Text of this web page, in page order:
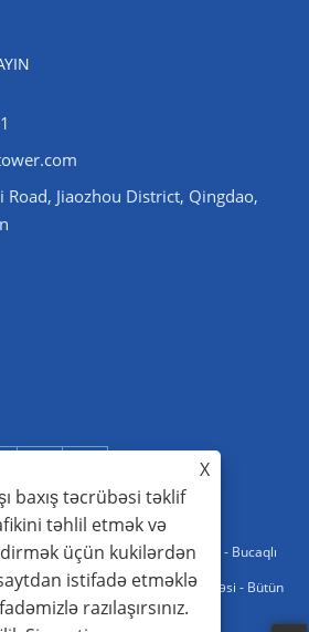
Jiaozhou District, Qingdao,
Power Equipment Co., Ltd. - Bucaqlı
Polad Konstruksiya, Polad Boru Qülləsi - Bütün
X
baxış təcrübəsi təklif
təhlil etmək və
üçün kukilərdən
istifadə etməklə
razılaşırsınız.